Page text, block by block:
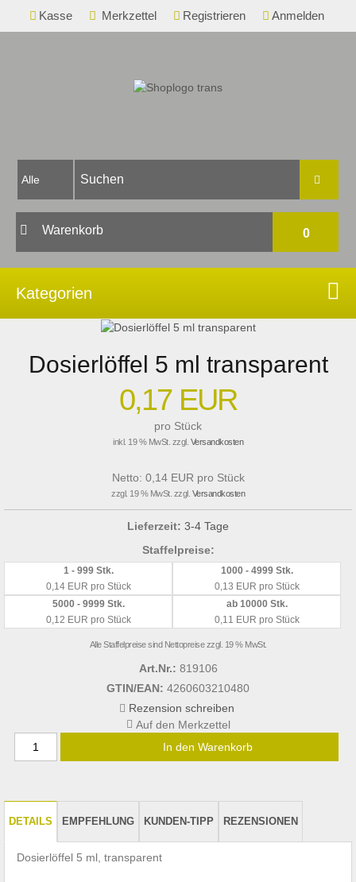
Kasse Merkzettel Registrieren Anmelden
Warenkorb 0
Ihr Warenkorb ist leer.
Kategorien
Dosierlöffel 5 ml transparent
0,17 EUR
pro Stück
inkl. 19 % MwSt. zzgl. Versandkosten
Netto: 0,14 EUR pro Stück
zzgl. 19 % MwSt. zzgl. Versandkosten
Lieferzeit: 3-4 Tage
Staffelpreise:
1 - 999 Stk.
0,14 EUR pro Stück
1000 - 4999 Stk.
0,13 EUR pro Stück
5000 - 9999 Stk.
0,12 EUR pro Stück
ab 10000 Stk.
0,11 EUR pro Stück
Alle Staffelpreise sind Nettopreise zzgl. 19 % MwSt.
Art.Nr.: 819106
GTIN/EAN: 4260603210480
Rezension schreiben
In den Warenkorb
DETAILS EMPFEHLUNG KUNDEN-TIPP REZENSIONEN
Dosierlöffel 5 ml, transparent